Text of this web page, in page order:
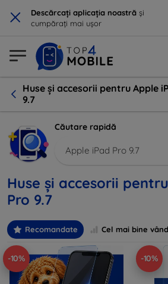
× Descărcați aplicația noastră și
cumpărați mai ușor
Huse și accesorii pentru Apple
9.7
Căutare rapidă
Apple iPad Pro 9.7
Huse și accesorii
Pro 9.7
Recomandate Cel mai bine
-10% -10%